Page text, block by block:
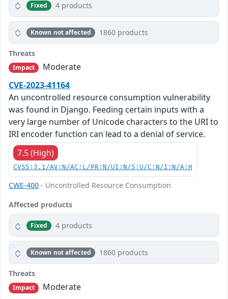
Fixed 4 products
Known not affected 1860 products
Threats
Impact
Moderate
CVE-2023-41164
An uncontrolled resource consumption vulnerability
was found in Django. Feeding certain inputs with a
very large number of Unicode characters to the URI to
IRI encoder function can lead to a denial of service.
7.5 (High)
CVSS:3.1/AV:N/AC:L/PR:N/UI:N/S:U/C:N/I:N/A:H
CWE-400 - Uncontrolled Resource Consumption
Affected products
Fixed 4 products
Known not affected 1860 products
Threats
Impact
Moderate